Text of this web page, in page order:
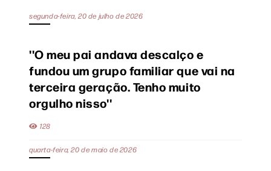
segunda-feira, 20 de julho de 2026
''O meu pai andava descalço e
fundou um grupo familiar que vai na
terceira geração. Tenho muito
orgulho nisso''
128
quarta-feira, 20 de maio de 2026